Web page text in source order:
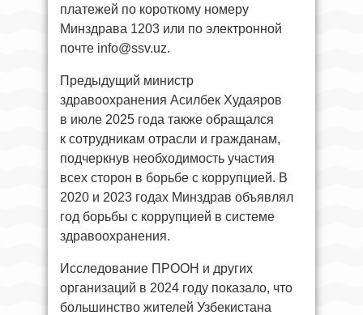
платежей по короткому номеру
Минздрава 1203 или по электронной
почте info@ssv.uz.
Предыдущий министр
здравоохранения Асилбек Худаяров
в июле 2025 года также обращался
к сотрудникам отрасли и гражданам,
подчеркнув необходимость участия
всех сторон в борьбе с коррупцией. В
2020 и 2023 годах Минздрав объявлял
год борьбы с коррупцией в системе
здравоохранения.
Исследование ПРООН и других
организаций в 2024 году показало, что
большинство жителей Узбекистана